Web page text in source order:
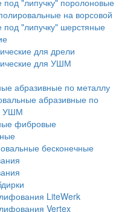
под "липучку" поролоновые
на ворсовой
под "липучку" шерстяные
для дрели
для УШМ
абразивные по металлу
абразивные по
УШМ
фибровые
бесконечные
LiteWerk
Vertex